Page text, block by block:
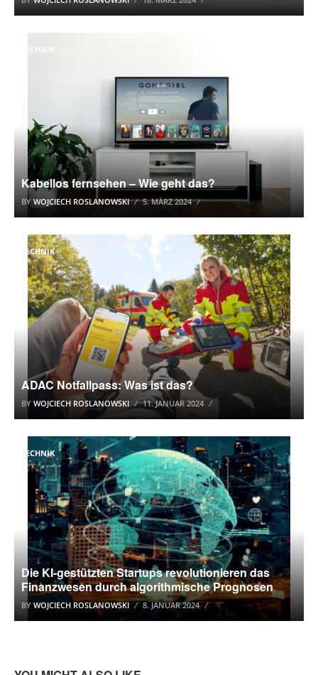
TECHNIK
Kabellos fernsehen – Wie geht das?
BY WOJCIECH ROSLANOWSKI 5. MÄRZ 2024
TECHNIK
ADAC Notfallpass: Was ist das?
BY WOJCIECH ROSLANOWSKI 11. JANUAR 2024
TECHNIK
Die KI-gestützten Startups revolutionieren das
Finanzwesen durch algorithmische Prognosen
BY WOJCIECH ROSLANOWSKI 8. JANUAR 2024